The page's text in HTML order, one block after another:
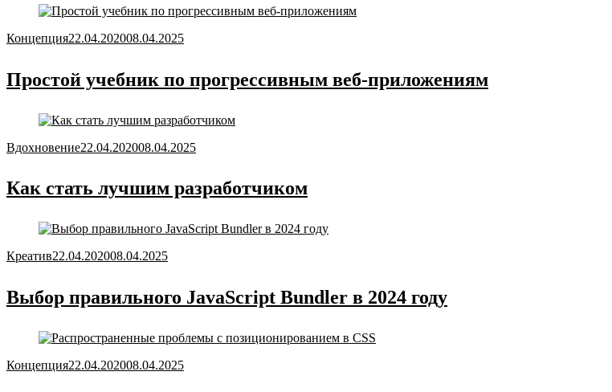
Концепция22.04.202008.04.2025
Простой учебник по прогрессивным веб-приложениям
Вдохновение22.04.202008.04.2025
Как стать лучшим разработчиком
Креатив22.04.202008.04.2025
Выбор правильного JavaScript Bundler в 2024 году
Концепция22.04.202008.04.2025